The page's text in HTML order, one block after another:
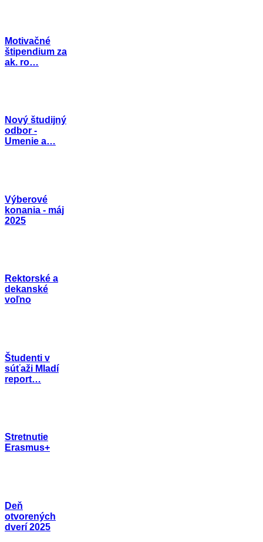
Motivačné
štipendium za
ak. ro…
Nový študijný
odbor -
Umenie a…
Výberové
konania - máj
2025
Rektorské a
dekanské
voľno
Študenti v
súťaži Mladí
report…
Stretnutie
Erasmus+
Deň
otvorených
dverí 2025